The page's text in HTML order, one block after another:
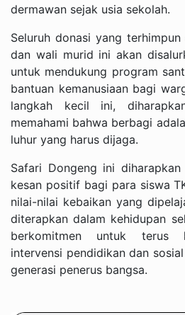
dermawan sejak usia sekolah.
Seluruh donasi yang
dan wali murid ini akan
untuk mendukung program
bantuan kemanusiaan bagi
langkah kecil ini,
memahami bahwa berbagi
luhur yang harus dijaga.
Safari Dongeng ini
kesan positif bagi para siswa
nilai-nilai kebaikan yang
diterapkan dalam kehidupan
berkomitmen untuk terus
intervensi pendidikan dan
generasi penerus bangsa.